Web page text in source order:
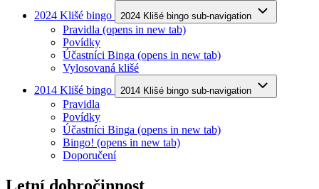
2024 Klišé bingo
2024 Klišé bingo sub-navigation
Pravidla (opens in new tab)
Povídky
Účastníci Binga (opens in new tab)
Vylosovaná klišé
2014 Klišé bingo
2014 Klišé bingo sub-navigation
Pravidla
Povídky
Účastníci Binga (opens in new tab)
Bingo! (opens in new tab)
Doporučení
Letní dobročinnost